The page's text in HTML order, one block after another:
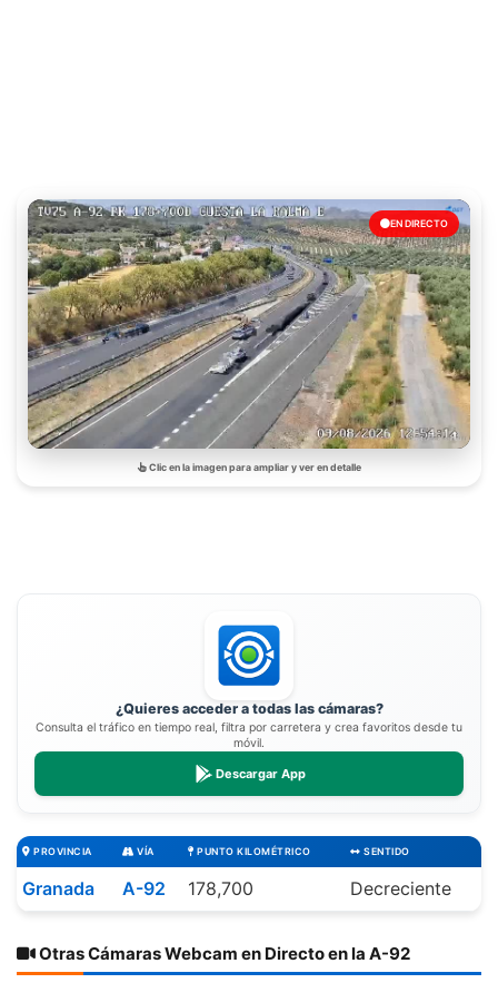
EN DIRECTO
Clic en la imagen para ampliar y ver en detalle
¿Quieres acceder a todas las cámaras?
Consulta el tráfico en tiempo real, filtra por carretera y crea favoritos desde tu
móvil.
Descargar App
PROVINCIA VÍA PUNTO KILOMÉTRICO SENTIDO
Granada A-92 178,700 Decreciente
Otras Cámaras Webcam en Directo en la A-92